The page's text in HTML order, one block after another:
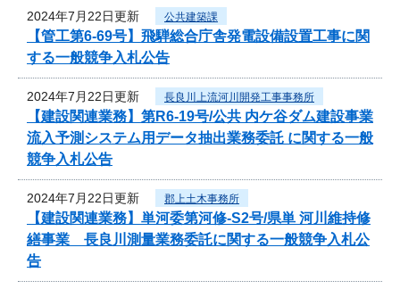
2024年7月22日更新 公共建築課
【管工第6-69号】飛騨総合庁舎発電設備設置工事に関
する一般競争入札公告
2024年7月22日更新 長良川上流河川開発工事事務所
【建設関連業務】第R6-19号/公共 内ケ谷ダム建設事業
流入予測システム用データ抽出業務委託 に関する一般
競争入札公告
2024年7月22日更新 郡上土木事務所
【建設関連業務】単河委第河修-S2号/県単 河川維持修
繕事業 長良川測量業務委託に関する一般競争入札公
告